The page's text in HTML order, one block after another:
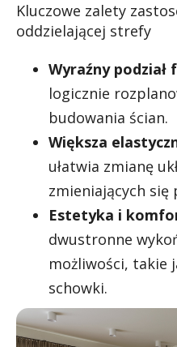
Kluczowe zalety
oddzielającej strefy
Wyraźny podział
logicznie
budowania ścian.
Większa
ułatwia zmianę
zmieniających
Estetyka i
dwustronne
możliwości, takie
schowki.